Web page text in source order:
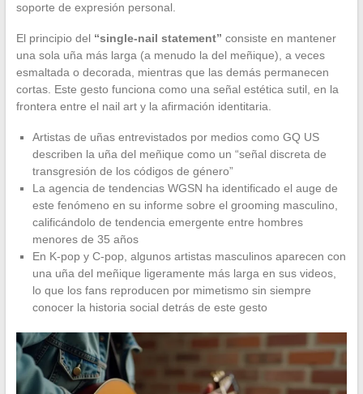
soporte de expresión personal.
El principio del “single-nail statement” consiste en mantener
una sola uña más larga (a menudo la del meñique), a veces
esmaltada o decorada, mientras que las demás permanecen
cortas. Este gesto funciona como una señal estética sutil, en la
frontera entre el nail art y la afirmación identitaria.
Artistas de uñas entrevistados por medios como GQ US
describen la uña del meñique como un “señal discreta de
transgresión de los códigos de género”
La agencia de tendencias WGSN ha identificado el auge de
este fenómeno en su informe sobre el grooming masculino,
calificándolo de tendencia emergente entre hombres
menores de 35 años
En K-pop y C-pop, algunos artistas masculinos aparecen con
una uña del meñique ligeramente más larga en sus videos,
lo que los fans reproducen por mimetismo sin siempre
conocer la historia social detrás de este gesto